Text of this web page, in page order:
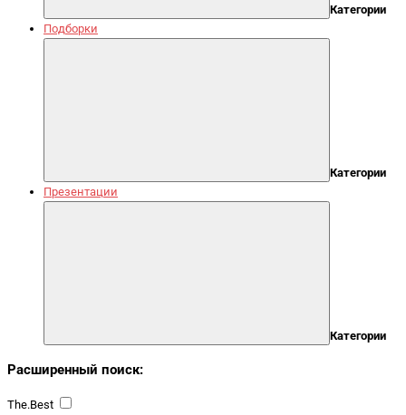
Категории
Подборки
Категории
Презентации
Категории
Расширенный поиск:
The.Best